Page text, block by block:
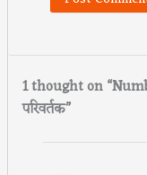
1 thought on
परिवर्तक”